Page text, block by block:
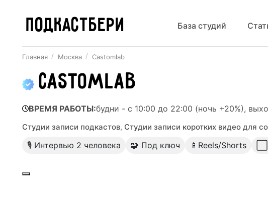
ПОДКАСТБЕРИ База студий
Главная Москва Castomlab
Castomlab
ВРЕМЯ РАБОТЫ:будни - с 10:00 до 22:00 (ночь +20%),
Студии записи подкастов, Студии записи коротких видео для
🎙 Интервью 2 человека 🧩 Под ключ 📱Reels/Shorts